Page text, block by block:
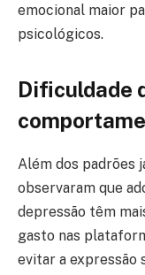
emocional maior
psicológicos.
Dificuldade
Além dos padrões
observaram que
depressão têm
gasto nas
evitar a expressão